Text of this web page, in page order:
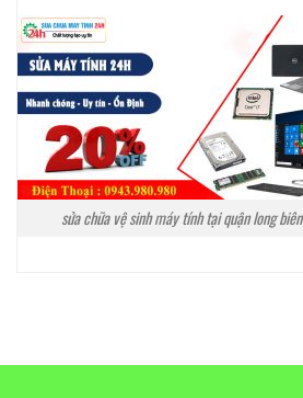
sửa chữa vệ sinh máy tính tại quận long biên